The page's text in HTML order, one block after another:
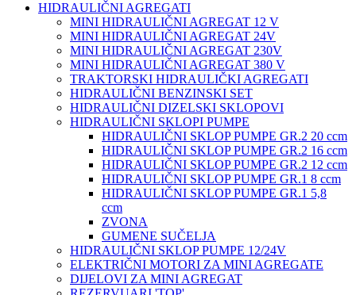
HIDRAULIČNI AGREGATI
MINI HIDRAULIČNI AGREGAT 12 V
MINI HIDRAULIČNI AGREGAT 24V
MINI HIDRAULIČNI AGREGAT 230V
MINI HIDRAULIČNI AGREGAT 380 V
TRAKTORSKI HIDRAULIČKI AGREGATI
HIDRAULIČNI BENZINSKI SET
HIDRAULIČNI DIZELSKI SKLOPOVI
HIDRAULIČNI SKLOPI PUMPE
HIDRAULIČNI SKLOP PUMPE GR.2 20 ccm
HIDRAULIČNI SKLOP PUMPE GR.2 16 ccm
HIDRAULIČNI SKLOP PUMPE GR.2 12 ccm
HIDRAULIČNI SKLOP PUMPE GR.1 8 ccm
HIDRAULIČNI SKLOP PUMPE GR.1 5,8
ccm
ZVONA
GUMENE SUČELJA
HIDRAULIČNI SKLOP PUMPE 12/24V
ELEKTRIČNI MOTORI ZA MINI AGREGATE
DIJELOVI ZA MINI AGREGAT